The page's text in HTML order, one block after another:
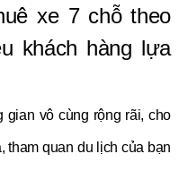
xe 7 chỗ theo
khách hàng lựa
gian vô cùng rộng rãi, cho
tham quan du lịch của bạn